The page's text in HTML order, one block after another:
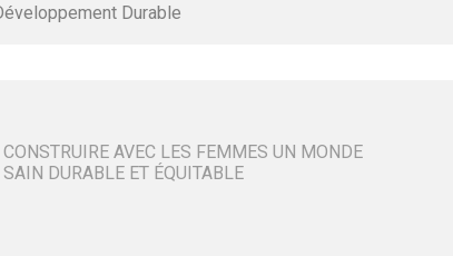
Durable
CONSTRUIRE AVEC LES FEMMES UN MONDE
SAIN DURABLE ET ÉQUITABLE